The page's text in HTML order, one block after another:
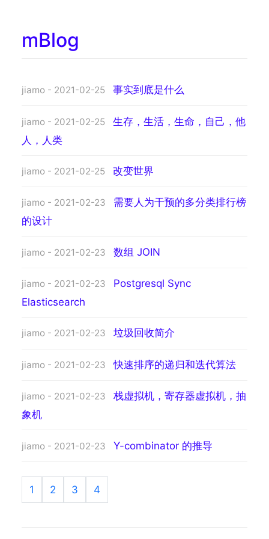
mBlog
jiamo - 2021-02-25 事实到底是什么
jiamo - 2021-02-25
生存，生活，生命，自己，他
人，人类
jiamo - 2021-02-25 改变世界
jiamo - 2021-02-23
需要人为干预的多分类排行榜
的设计
jiamo - 2021-02-23 数组 JOIN
jiamo - 2021-02-23
Postgresql Sync
Elasticsearch
jiamo - 2021-02-23 垃圾回收简介
jiamo - 2021-02-23 快速排序的递归和迭代算法
jiamo - 2021-02-23
栈虚拟机，寄存器虚拟机，抽
象机
jiamo - 2021-02-23 Y-combinator 的推导
1 2 3 4